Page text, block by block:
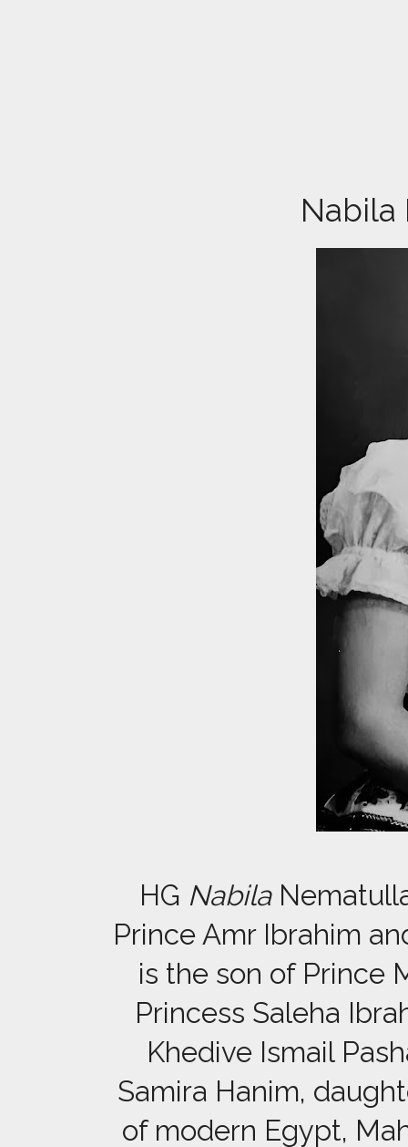
Nabila
HG Nabila
Prince Amr Ibrahim
is the son of Prince
Princess Saleha
Khedive Ismail
Samira Hanim,
of modern Egypt,